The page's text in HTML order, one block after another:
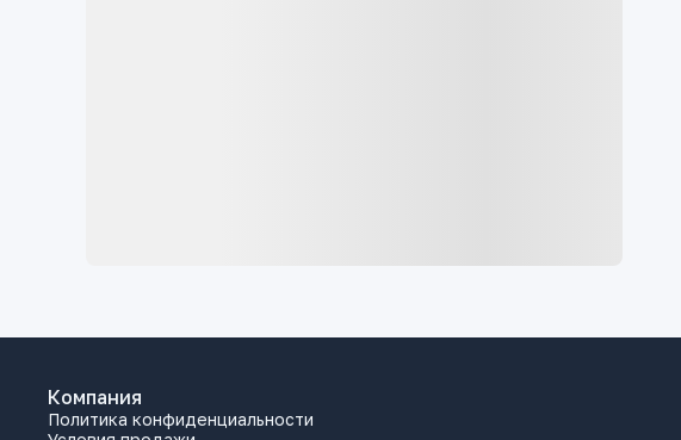
Компания
Политика конфиденциальности